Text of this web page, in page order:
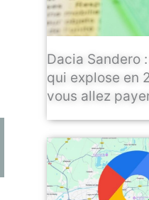
Dacia Sandero
qui explose en
vous allez